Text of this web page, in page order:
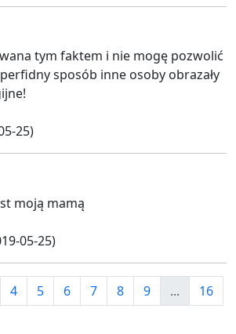
tym faktem i nie mogę pozwolić
sposób inne osoby obrazały
25)
moją mamą
05-25)
4 5 6 7 8 9 ...
16